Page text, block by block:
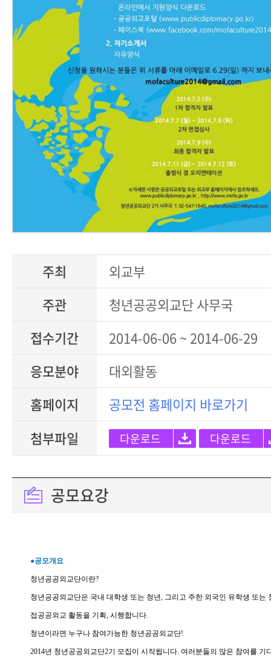
주최
외교부
주관
청년공공외교단 사무국
접수기간
2014-06-06 ~ 2014-06-29
응모분야
대외활동
홈페이지
공모전 홈페이지 바로가기
첨부파일
다운로드 다운로드
공모요강
●공모개요
청년공공외교단이란?
청년공공외교단은 국내 대학생 또는 청년, 그리고 주한 외국인 유학생 또는
접공공외교 활동을 기획, 시행합니다.
청년이라면 누구나 참여가능한 청년공공외교단!
2014년 청년공공외교단2기 모집이 시작됩니다. 여러분들의 많은 참여를 기